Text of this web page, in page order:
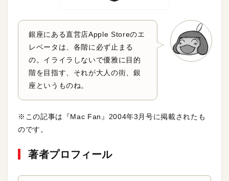
銀座にある直営店Apple Storeのエ
レベータは、各階に必ず止まる
の。イライラしないで優雅に目的
階を目指す、それが大人の街、銀
座というものね。
※この記事は『Mac Fan』2004年3月号に掲載されたも
のです。
著者プロフィール